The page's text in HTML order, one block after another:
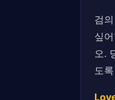
검
싶
오.
도